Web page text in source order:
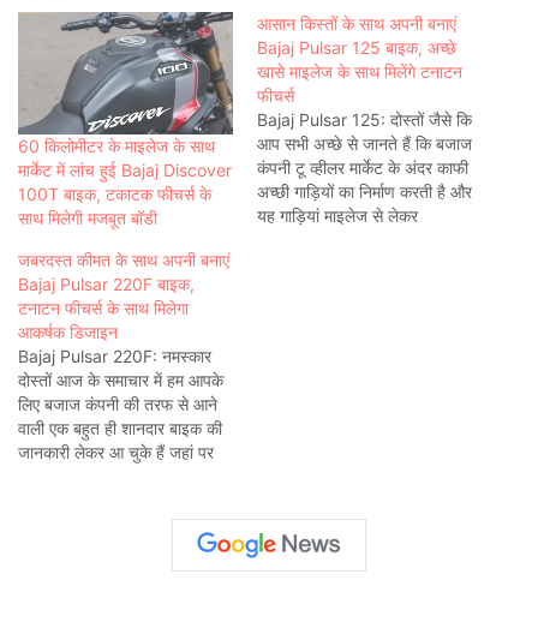
60 किलोमीटर के माइलेज के साथ
मार्केट में लांच हुई Bajaj Discover
100T बाइक, टकाटक फीचर्स के
साथ मिलेगी मजबूत बॉडी
आसान किस्तों के साथ अपनी बनाएं
Bajaj Pulsar 125 बाइक, अच्छे
खासे माइलेज के साथ मिलेंगे टनाटन
फीचर्स
Bajaj Pulsar 125: दोस्तों जैसे कि
आप सभी अच्छे से जानते हैं कि बजाज
कंपनी टू व्हीलर मार्केट के अंदर काफी
अच्छी गाड़ियों का निर्माण करती है और
यह गाड़ियां माइलेज से लेकर
जबरदस्त कीमत के साथ अपनी बनाएं
Bajaj Pulsar 220F बाइक,
टनाटन फीचर्स के साथ मिलेगा
आकर्षक डिजाइन
Bajaj Pulsar 220F: नमस्कार
दोस्तों आज के समाचार में हम आपके
लिए बजाज कंपनी की तरफ से आने
वाली एक बहुत ही शानदार बाइक की
जानकारी लेकर आ चुके हैं जहां पर
आपको बता दें कि यह बाइक…